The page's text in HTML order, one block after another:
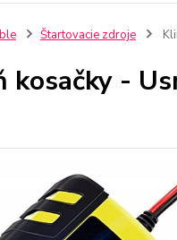
Štartovacie zdroje
kosačky -